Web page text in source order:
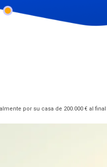
por su casa de 200.000 € al